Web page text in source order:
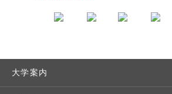
大学案内